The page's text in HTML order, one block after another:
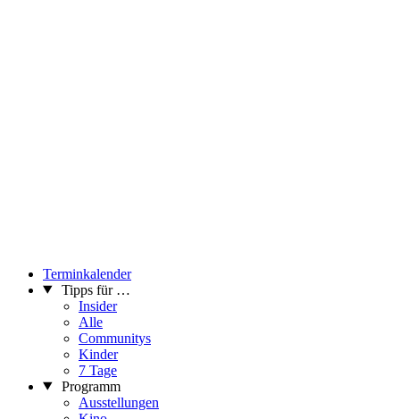
Terminkalender
Tipps für …
Insider
Alle
Communitys
Kinder
7 Tage
Programm
Ausstellungen